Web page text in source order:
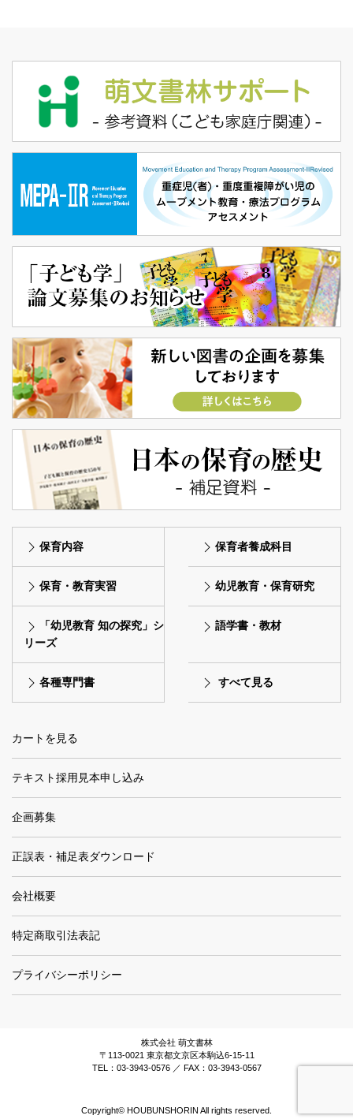
保育内容 保育者養成科目
保育・教育実習 幼児教育・保育研究
「幼児教育 知の探究」シ
リーズ
語学書・教材
各種専門書 すべて見る
カートを見る
テキスト採用見本申し込み
企画募集
正誤表・補足表ダウンロード
会社概要
特定商取引法表記
プライバシーポリシー
株式会社 萌文書林
〒113-0021 東京都文京区本駒込6-15-11
TEL：03-3943-0576 ／ FAX：03-3943-0567
Copyright© HOUBUNSHORIN All rights reserved.